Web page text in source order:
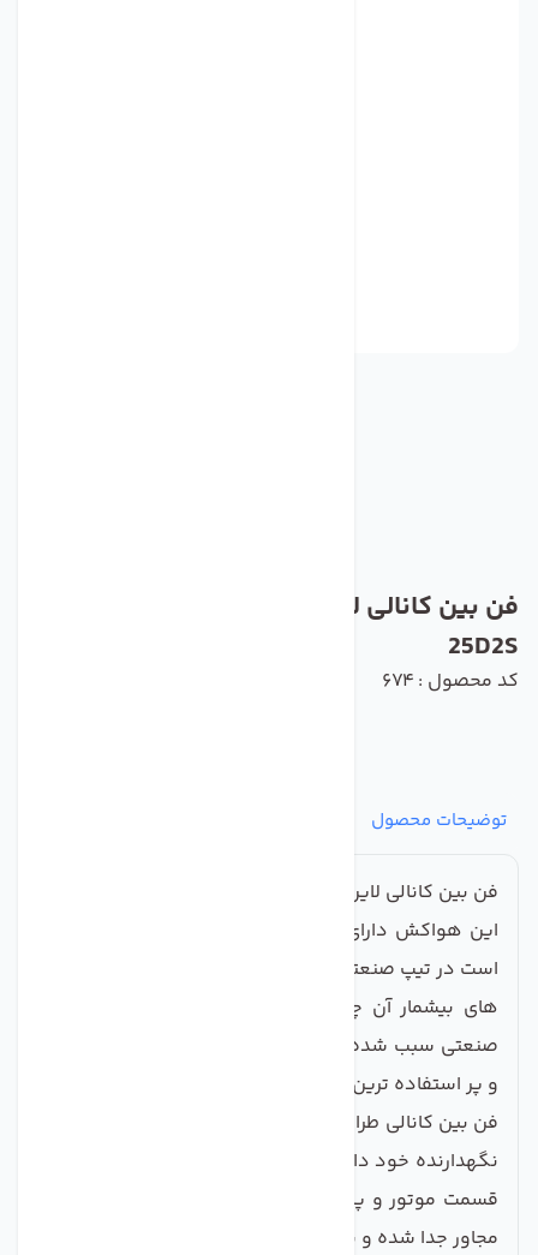
25D2S
کد محصول : 674
توضیحات محصول
فن بین کانالی لاین ونت دمنده مدل VLN-25D2S
این هواکش دارای ناحیه مکش و تخلیه دایره ای شکل
است در تیپ صنعتی تولید و دسته بندی گردیده اما کاربرد
های بیشمار آن چه در مصارف خانگی و چه در مصارف
صنعتی سبب شده که این
و پر استفاده ترین هواکش‌های بازار باشد.
فن بین کانالی طراحی دقیق و اصولی در بخش براکت های
نگهدارنده خود دارد که این امکان را به شما می‌دهد؛ که
قسمت موتور و پروانه بدون نیاز به باز کردن کانال های
مجاور جدا شده و به راحتی مجدد نصب می‌گردد.